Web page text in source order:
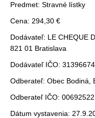
Kontakt
Predmet: Stravné lístky
Cena: 294,30 €
Dodávateľ: LE CHEQUE
821 01 Bratislava
Dodávateľ IČO: 31396674
Odberateľ: Obec Bodiná,
Odberateľ IČO: 00692522
Dátum vystavenia: